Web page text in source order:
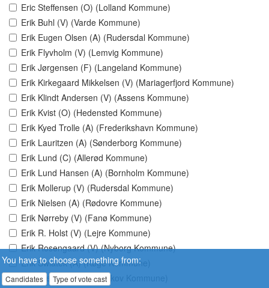
Eric Steffensen (O) (Lolland Kommune)
Erik Buhl (V) (Varde Kommune)
Erik Eugen Olsen (A) (Rudersdal Kommune)
Erik Flyvholm (V) (Lemvig Kommune)
Erik Jørgensen (F) (Langeland Kommune)
Erik Kirkegaard Mikkelsen (V) (Mariagerfjord Kommune)
Erik Klindt Andersen (V) (Assens Kommune)
Erik Kvist (O) (Hedensted Kommune)
Erik Kyed Trolle (A) (Frederikshavn Kommune)
Erik Lauritzen (A) (Sønderborg Kommune)
Erik Lund (C) (Allerød Kommune)
Erik Lund Hansen (A) (Bornholm Kommune)
Erik Mollerup (V) (Rudersdal Kommune)
Erik Nielsen (A) (Rødovre Kommune)
Erik Nørreby (V) (Fanø Kommune)
Erik R. Holst (V) (Lejre Kommune)
Erik Rosengaard (V) (Nyborg Kommune)
Erik Swiatek (A) (Køge Kommune)
Erik Særkjær (A) (Favrskov Kommune)
You have to choose something from:
Candidates Type of vote cast